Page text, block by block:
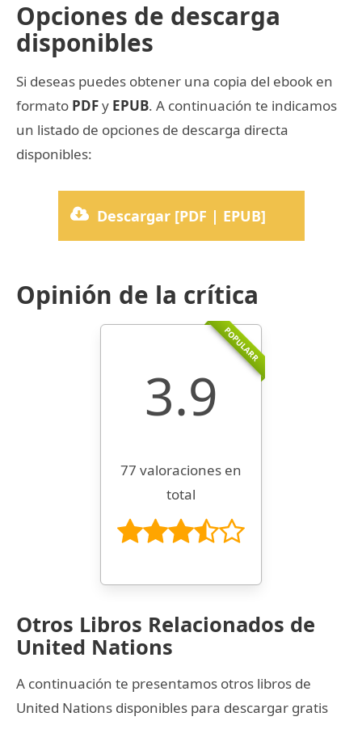
Opciones de descarga
disponibles
Si deseas puedes obtener una copia del ebook en
formato PDFy EPUB. A continuación te indicamos
un listado de opciones de descarga directa
disponibles:
Descargar [PDF | EPUB]
Opinión de la crítica
POPULARR
3.9
77 valoraciones en
total
Otros Libros Relacionados de
United Nations
A continuación te presentamos otros libros de
United Nations disponibles para descargar gratis